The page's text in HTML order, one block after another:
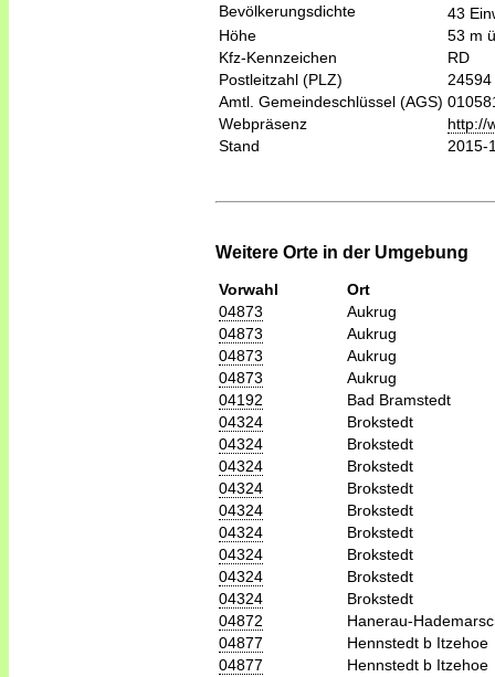
Bevölkerungsdichte
43
Höhe
53 m
Kfz-Kennzeichen
RD
Postleitzahl (PLZ)
24594
Amtl. Gemeindeschlüssel (AGS)
Webpräsenz
http://
Stand
2015-
Weitere Orte in der Umgebung
Vorwahl
Ort
04873
Aukrug
04873
Aukrug
04873
Aukrug
04873
Aukrug
04192
Bad Bramstedt
04324
Brokstedt
04324
Brokstedt
04324
Brokstedt
04324
Brokstedt
04324
Brokstedt
04324
Brokstedt
04324
Brokstedt
04324
Brokstedt
04324
Brokstedt
04872
Hanerau-
04877
Hennstedt b Itzehoe
04877
Hennstedt b Itzehoe